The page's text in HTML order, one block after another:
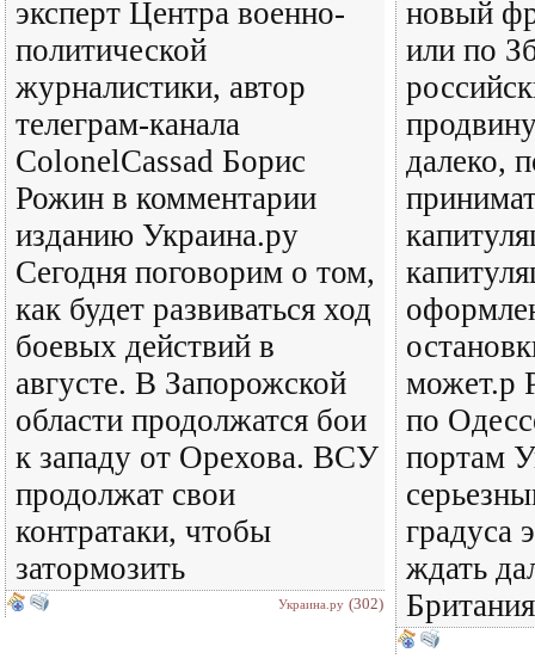
эксперт Центра военно-
политической
журналистики, автор
телеграм-канала
ColonelCassad Борис
Рожин в комментарии
изданию Украина.ру
Сегодня поговорим о том,
как будет развиваться ход
боевых действий в
августе. В Запорожской
области продолжатся бои
к западу от Орехова. ВСУ
продолжат свои
контратаки, чтобы
затормозить
Украина.ру (302)
новый
или по
далеко,
может.р
по
портам
градуса
ждать